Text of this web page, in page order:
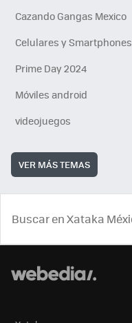
Cazando Gangas Mexico
Celulares y Smartphones
Prime Day 2024
Móviles android
videojuegos
VER MÁS TEMAS